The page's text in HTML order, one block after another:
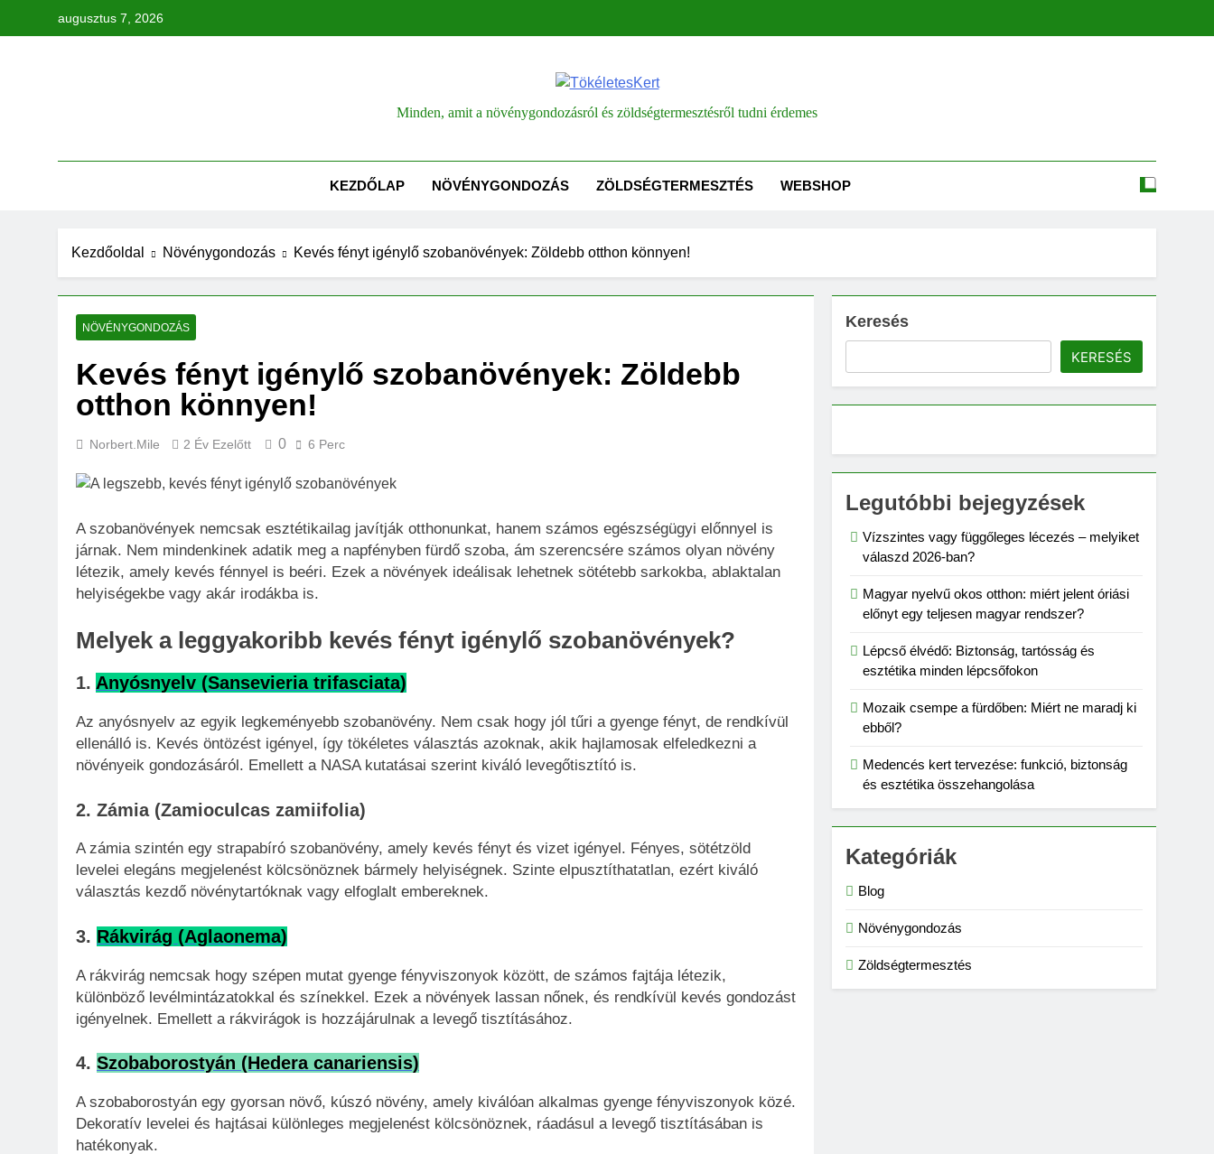
augusztus 7, 2026
TökéletesKert
Minden, amit a növénygondozásról és zöldségtermesztésről tudni érdemes
KEZDŐLAP NÖVÉNYGONDOZÁS ZÖLDSÉGTERMESZTÉS WEBSHOP
Kezdőoldal Növénygondozás Kevés fényt igénylő szobanövények: Zöldebb otthon könnyen!
NÖVÉNYGONDOZÁS
Kevés fényt igénylő szobanövények: Zöldebb
otthon könnyen!
Norbert.mile 2 Év Ezelőtt 0 6 Perc
A szobanövények nemcsak esztétikailag javítják otthonunkat, hanem számos egészségügyi előnnyel is
járnak. Nem mindenkinek adatik meg a napfényben fürdő szoba, ám szerencsére számos olyan növény
létezik, amely kevés fénnyel is beéri. Ezek a növények ideálisak lehetnek sötétebb sarkokba, ablaktalan
helyiségekbe vagy akár irodákba is.
Melyek a leggyakoribb kevés fényt igénylő szobanövények?
1. Anyósnyelv (Sansevieria trifasciata)
Az anyósnyelv az egyik legkeményebb szobanövény. Nem csak hogy jól tűri a gyenge fényt, de rendkívül
ellenálló is. Kevés öntözést igényel, így tökéletes választás azoknak, akik hajlamosak elfeledkezni a
növényeik gondozásáról. Emellett a NASA kutatásai szerint kiváló levegőtisztító is.
2. Zámia (Zamioculcas zamiifolia)
A zámia szintén egy strapabíró szobanövény, amely kevés fényt és vizet igényel. Fényes, sötétzöld
levelei elegáns megjelenést kölcsönöznek bármely helyiségnek. Szinte elpusztíthatatlan, ezért kiváló
választás kezdő növénytartóknak vagy elfoglalt embereknek.
3. Rákvirág (Aglaonema)
A rákvirág nemcsak hogy szépen mutat gyenge fényviszonyok között, de számos fajtája létezik,
különböző levélmintázatokkal és színekkel. Ezek a növények lassan nőnek, és rendkívül kevés gondozást
igényelnek. Emellett a rákvirágok is hozzájárulnak a levegő tisztításához.
4. Szobaborostyán (Hedera canariensis)
A szobaborostyán egy gyorsan növő, kúszó növény, amely kiválóan alkalmas gyenge fényviszonyok közé.
Dekoratív levelei és hajtásai különleges megjelenést kölcsönöznek, ráadásul a levegő tisztításában is
hatékonyak.
Keresés
KERESÉS
Legutóbbi bejegyzések
Vízszintes vagy függőleges lécezés – melyiket
válaszd 2026-ban?
Magyar nyelvű okos otthon: miért jelent óriási
előnyt egy teljesen magyar rendszer?
Lépcső élvédő: Biztonság, tartósság és
esztétika minden lépcsőfokon
Mozaik csempe a fürdőben: Miért ne maradj ki
ebből?
Medencés kert tervezése: funkció, biztonság
és esztétika összehangolása
Kategóriák
Blog
Növénygondozás
Zöldségtermesztés